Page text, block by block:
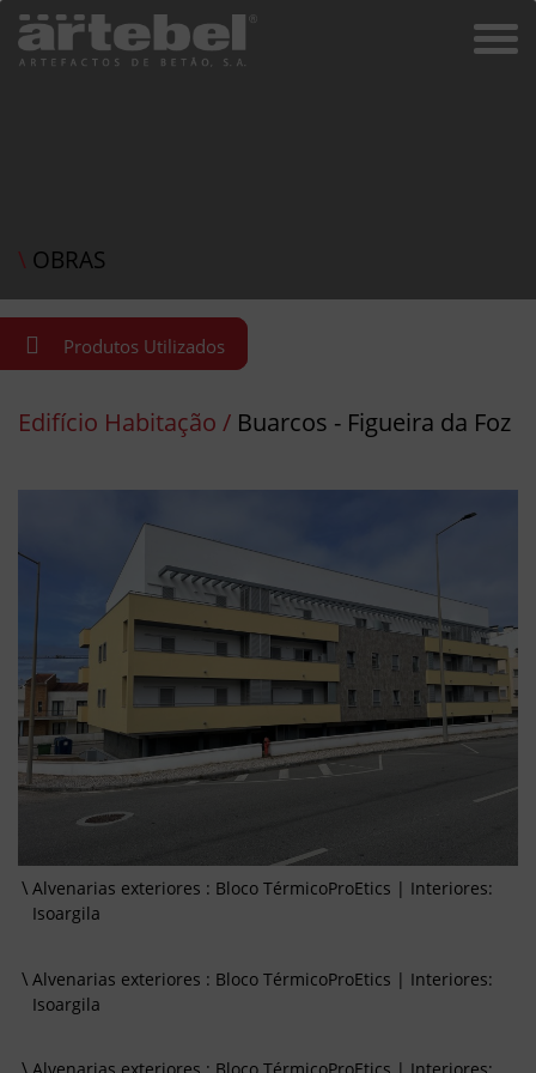
\ OBRAS
Produtos Utilizados
Edifício Habitação / Buarcos - Figueira da Foz
Alvenarias exteriores : Bloco TérmicoProEtics | Interiores:
Isoargila
Alvenarias exteriores : Bloco TérmicoProEtics | Interiores:
Isoargila